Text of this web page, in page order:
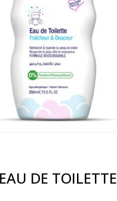
DE TOILETTE